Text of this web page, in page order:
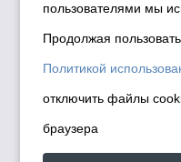
© Департамент
города
Политика
Политика по
данных в
мэрии города
пользователями мы
Продолжая
Политикой
отключить файлы
браузера